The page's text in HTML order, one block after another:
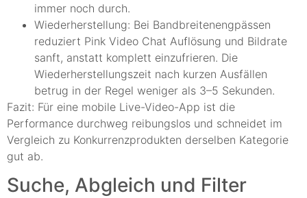
immer noch durch.
Wiederherstellung: Bei Bandbreitenengpässen
reduziert Pink Video Chat Auflösung und Bildrate
sanft, anstatt komplett einzufrieren. Die
Wiederherstellungszeit nach kurzen Ausfällen
betrug in der Regel weniger als 3–5 Sekunden.
Fazit: Für eine mobile Live-Video-App ist die
Performance durchweg reibungslos und schneidet im
Vergleich zu Konkurrenzprodukten derselben Kategorie
gut ab.
Suche, Abgleich und Filter